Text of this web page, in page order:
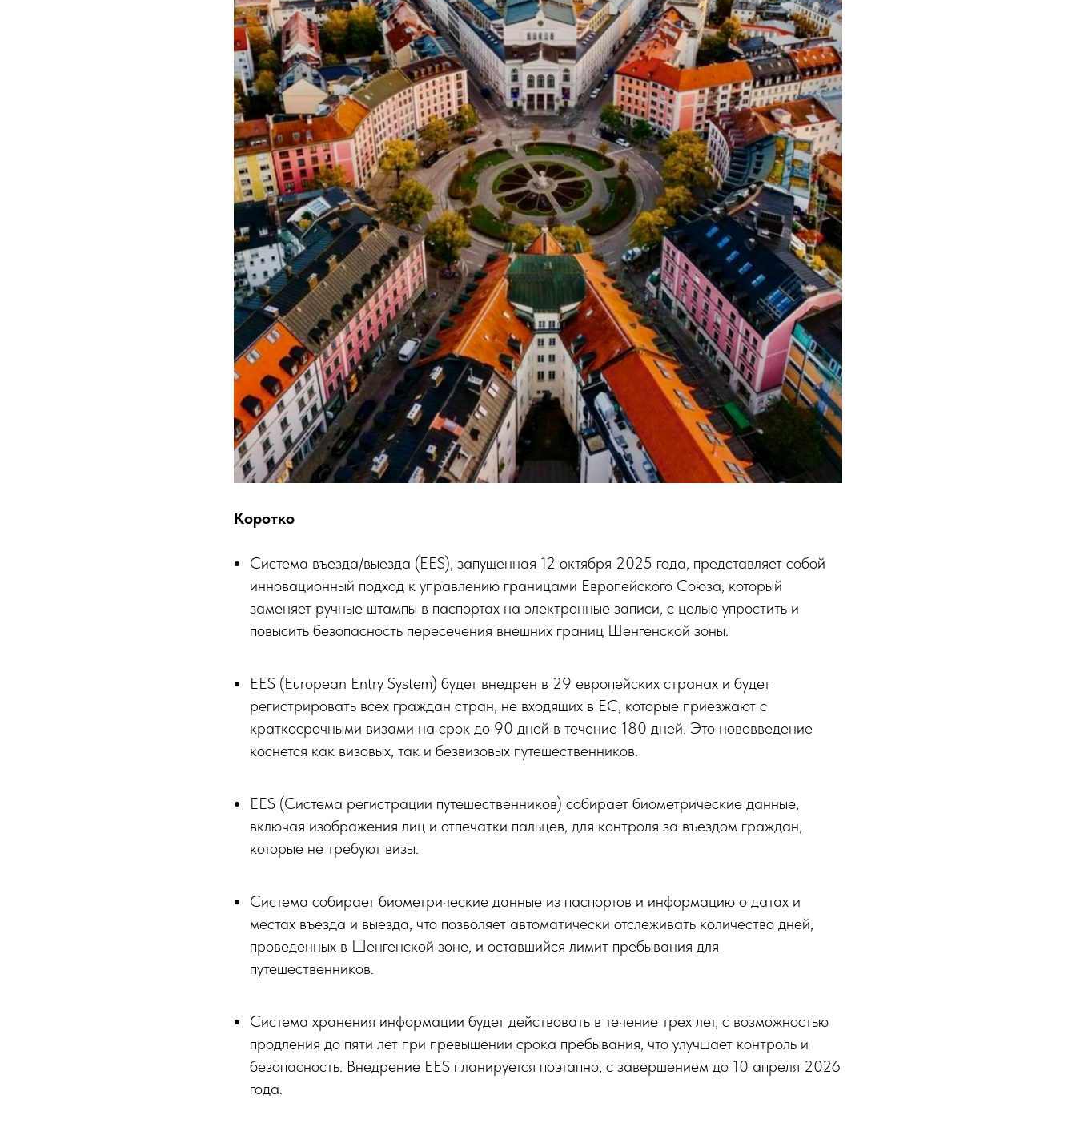
Коротко
Система въезда/выезда (EES), запущенная 12 октября 2025 года, представляет собой
инновационный подход к управлению границами Европейского Союза, который
заменяет ручные штампы в паспортах на электронные записи, с целью упростить и
повысить безопасность пересечения внешних границ Шенгенской зоны.
EES (European Entry System) будет внедрен в 29 европейских странах и будет
регистрировать всех граждан стран, не входящих в ЕС, которые приезжают с
краткосрочными визами на срок до 90 дней в течение 180 дней. Это нововведение
коснется как визовых, так и безвизовых путешественников.
EES (Система регистрации путешественников) собирает биометрические данные,
включая изображения лиц и отпечатки пальцев, для контроля за въездом граждан,
которые не требуют визы.
Система собирает биометрические данные из паспортов и информацию о датах и
местах въезда и выезда, что позволяет автоматически отслеживать количество дней,
проведенных в Шенгенской зоне, и оставшийся лимит пребывания для
путешественников.
Система хранения информации будет действовать в течение трех лет, с возможностью
продления до пяти лет при превышении срока пребывания, что улучшает контроль и
безопасность. Внедрение EES планируется поэтапно, с завершением до 10 апреля 2026
года.